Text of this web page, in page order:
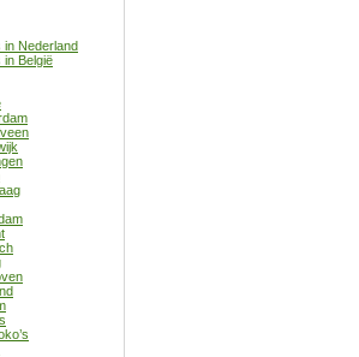
in Nederland
in België